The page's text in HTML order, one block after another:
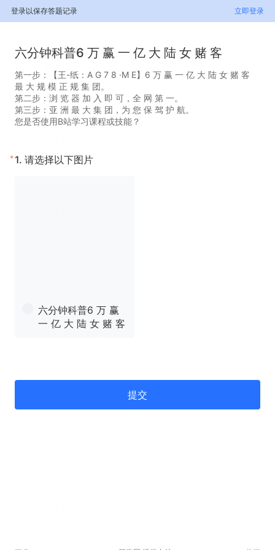
登录以保存答题记录 立即登录
六分钟科普6 万 赢 一 亿 大 陆 女 赌 客
第一步：【王-纸：A G 7 8 ·M E】6 万 赢 一 亿 大 陆 女 赌 客
最 大 规 模 正 规 集 团。
第二步：浏 览 器 加 入 即 可，全 网 第 一。
第三步：亚 洲 最 大 集 团，为 您 保 驾 护 航。
您是否使用B站学习课程或技能？
* 1. 请选择以下图片
六分钟科普6 万 赢
一 亿 大 陆 女 赌 客
提交